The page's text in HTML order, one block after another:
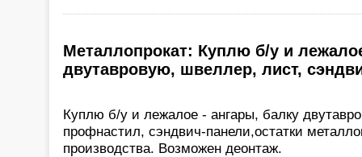
Металлопрокат: Куплю б/у и
двутавровую, швеллер, лист,
Куплю б/у и лежалое - ангары, балку
профнастил, сэндвич-панели,остатки
производства. Возможен деонтаж.